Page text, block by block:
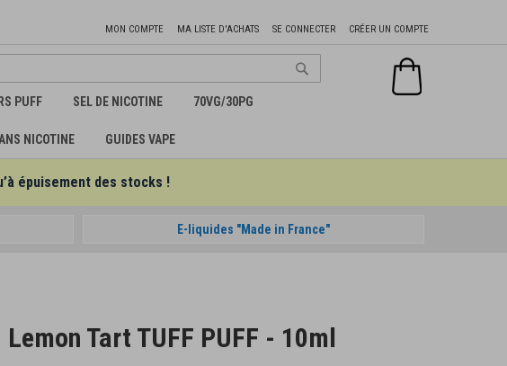
MON COMPTE MA LISTE D'ACHATS SE CONNECTER CRÉER UN COMPTEau
Chercher
PUFF SEL DE NICOTINE 70VG/30PG
NICOTINE GUIDES VAPE
épuisement des stocks !
E-liquides "Made in France"
Lemon Tart TUFF PUFF - 10ml